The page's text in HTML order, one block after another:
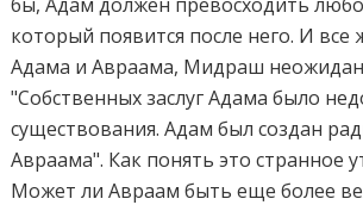
который появится после него. И все
Адама и Авраама, Мидраш
"Собственныx заслуг Адама было
существования. Адам был создан
Авраама". Как понять это странное
Может ли Авраам быть еще более